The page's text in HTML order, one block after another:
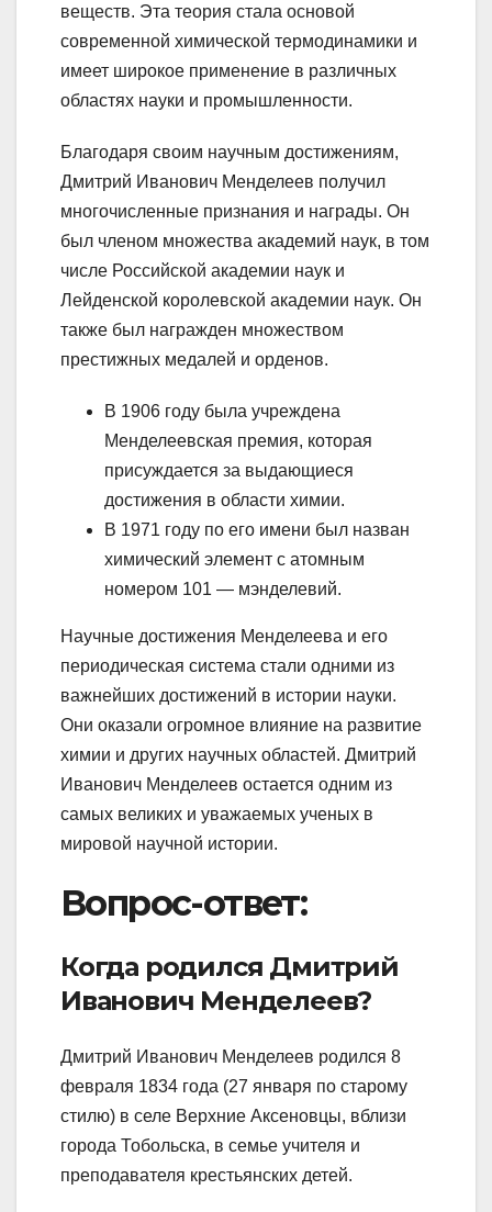
веществ. Эта теория стала основой
современной химической термодинамики и
имеет широкое применение в различных
областях науки и промышленности.
Благодаря своим научным достижениям,
Дмитрий Иванович Менделеев получил
многочисленные признания и награды. Он
был членом множества академий наук, в том
числе Российской академии наук и
Лейденской королевской академии наук. Он
также был награжден множеством
престижных медалей и орденов.
В 1906 году была учреждена
Менделеевская премия, которая
присуждается за выдающиеся
достижения в области химии.
В 1971 году по его имени был назван
химический элемент с атомным
номером 101 — мэнделевий.
Научные достижения Менделеева и его
периодическая система стали одними из
важнейших достижений в истории науки.
Они оказали огромное влияние на развитие
химии и других научных областей. Дмитрий
Иванович Менделеев остается одним из
самых великих и уважаемых ученых в
мировой научной истории.
Вопрос-ответ:
Когда родился Дмитрий
Иванович Менделеев?
Дмитрий Иванович Менделеев родился 8
февраля 1834 года (27 января по старому
стилю) в селе Верхние Аксеновцы, вблизи
города Тобольска, в семье учителя и
преподавателя крестьянских детей.